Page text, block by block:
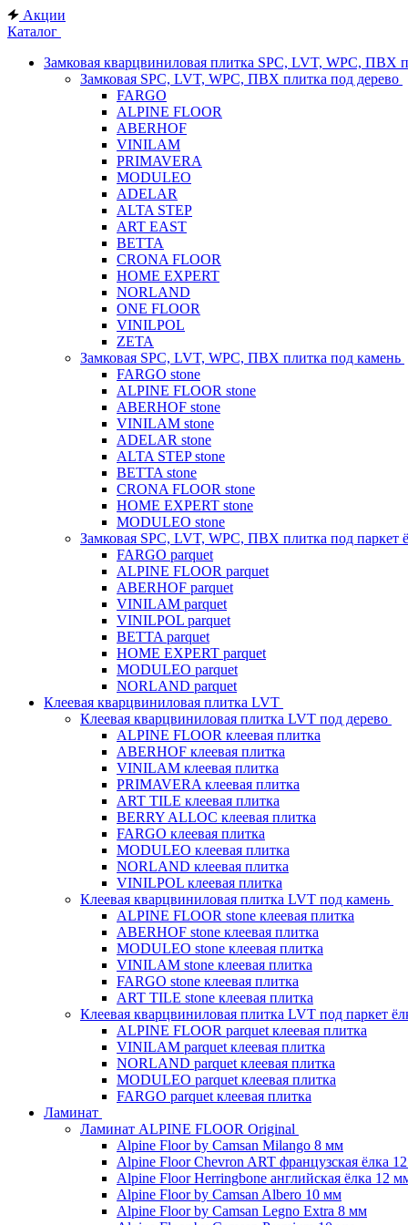
Акции
Каталог
Замковая кварцвиниловая плитка SPC, LVT, WPC, ПВХ
Замковая SPC, LVT, WPC, ПВХ плитка под дерево
FARGO
ALPINE FLOOR
ABERHOF
VINILAM
PRIMAVERA
MODULEO
ADELAR
ALTA STEP
ART EAST
BETTA
CRONA FLOOR
HOME EXPERT
NORLAND
ONE FLOOR
VINILPOL
ZETA
Замковая SPC, LVT, WPC, ПВХ плитка под камень
FARGO stone
ALPINE FLOOR stone
ABERHOF stone
VINILAM stone
ADELAR stone
ALTA STEP stone
BETTA stone
CRONA FLOOR stone
HOME EXPERT stone
MODULEO stone
Замковая SPC, LVT, WPC, ПВХ плитка под паркет
FARGO parquet
ALPINE FLOOR parquet
ABERHOF parquet
VINILAM parquet
VINILPOL parquet
BETTA parquet
HOME EXPERT parquet
MODULEO parquet
NORLAND parquet
Клеевая кварцвиниловая плитка LVT
Клеевая кварцвиниловая плитка LVT под дерево
ALPINE FLOOR клеевая плитка
ABERHOF клеевая плитка
VINILAM клеевая плитка
PRIMAVERA клеевая плитка
ART TILE клеевая плитка
BERRY ALLOC клеевая плитка
FARGO клеевая плитка
MODULEO клеевая плитка
NORLAND клеевая плитка
VINILPOL клеевая плитка
Клеевая кварцвиниловая плитка LVT под камень
ALPINE FLOOR stone клеевая плитка
ABERHOF stone клеевая плитка
MODULEO stone клеевая плитка
VINILAM stone клеевая плитка
FARGO stone клеевая плитка
ART TILE stone клеевая плитка
Клеевая кварцвиниловая плитка LVT под паркет
ALPINE FLOOR parquet клеевая плитка
VINILAM parquet клеевая плитка
NORLAND parquet клеевая плитка
MODULEO parquet клеевая плитка
FARGO parquet клеевая плитка
Ламинат
Ламинат ALPINE FLOOR Original
Alpine Floor by Camsan Milango 8 мм
Alpine Floor Chevron ART французская ёлка
Alpine Floor Herringbone английская ёлка 12
Alpine Floor by Camsan Albero 10 мм
Alpine Floor by Camsan Legno Extra 8 мм